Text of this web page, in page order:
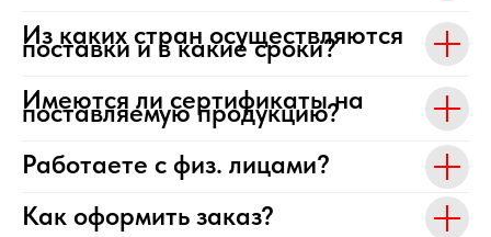
Из каких стран осуществляются
поставки и в какие сроки?
Имеются ли сертификаты на
поставляемую продукцию?
Работаете с физ. лицами?
Как оформить заказ?